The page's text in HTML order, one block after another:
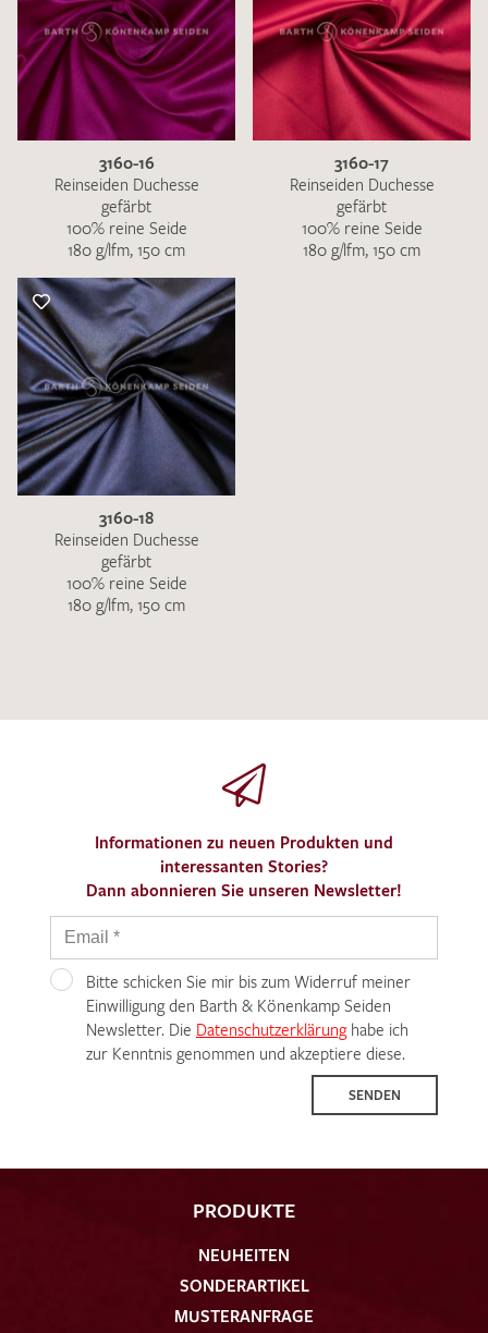
3160-16
Reinseiden Duchesse
gefärbt
100% reine Seide
180 g/lfm, 150 cm
3160-17
Reinseiden Duchesse
gefärbt
100% reine Seide
180 g/lfm, 150 cm
3160-18
Reinseiden Duchesse
gefärbt
100% reine Seide
180 g/lfm, 150 cm
Informationen zu neuen Produkten und
interessanten Stories?
Dann abonnieren Sie unseren Newsletter!
Bitte schicken Sie mir bis zum Widerruf meiner
Einwilligung den Barth & Könenkamp Seiden
Newsletter. Die Datenschutzerklärunghabe ich
zur Kenntnis genommen und akzeptiere diese.
SENDEN
PRODUKTE
NEUHEITEN
SONDERARTIKEL
MUSTERANFRAGE